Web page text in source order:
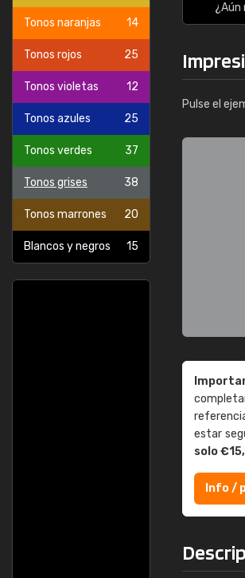
Tonos naranjas 14
Tonos rojos 25
Tonos violetas 12
Tonos azules 25
Tonos verdes 37
Tonos grises 38
Tonos marrones 20
Blancos y negros 15
¿Aún
Pulse el
estar
solo
Info /